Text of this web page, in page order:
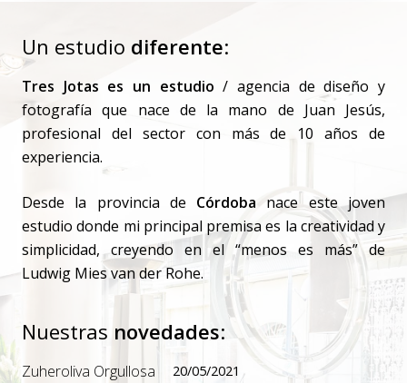
Un estudio diferente:
Tres Jotas es un estudio/ agencia de diseño y
fotografía que nace de la mano de Juan Jesús,
profesional del sector con más de 10 años de
experiencia.
Desde la provincia de Córdobanace este joven
estudio donde mi principal premisa es la creatividad y
simplicidad, creyendo en el “menos es más” de
Ludwig Mies van der Rohe.
Nuestras novedades:
Zuheroliva Orgullosa 20/05/2021